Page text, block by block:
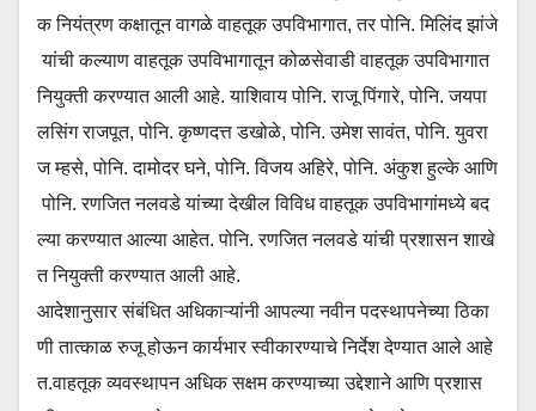
क नियंत्रण कक्षातून वागळे वाहतूक उपविभागात, तर पोनि. मिलिंद झांजे
यांची कल्याण वाहतूक उपविभागातून कोळसेवाडी वाहतूक उपविभागात
नियुक्ती करण्यात आली आहे. याशिवाय पोनि. राजू पिंगारे, पोनि. जयपा
लसिंग राजपूत, पोनि. कृष्णदत्त डखोळे, पोनि. उमेश सावंत, पोनि. युवरा
ज म्हसे, पोनि. दामोदर घने, पोनि. विजय अहिरे, पोनि. अंकुश हुल्के आणि
पोनि. रणजित नलवडे यांच्या देखील विविध वाहतूक उपविभागांमध्ये बद
ल्या करण्यात आल्या आहेत. पोनि. रणजित नलवडे यांची प्रशासन शाखे
त नियुक्ती करण्यात आली आहे.
आदेशानुसार संबंधित अधिकाऱ्यांनी आपल्या नवीन पदस्थापनेच्या ठिका
णी तात्काळ रुजू होऊन कार्यभार स्वीकारण्याचे निर्देश देण्यात आले आहे
त.वाहतूक व्यवस्थापन अधिक सक्षम करण्याच्या उद्देशाने आणि प्रशास